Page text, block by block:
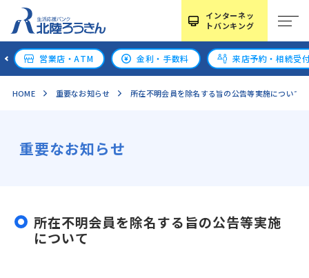
インターネッ
トバンキング
営業店・ATM 金利・手数料 来店予約・相続受
HOME 重要なお知らせ 所在不明会員を除名する旨の公告等実施について
重要なお知らせ
所在不明会員を除名する旨の公告等実施
について